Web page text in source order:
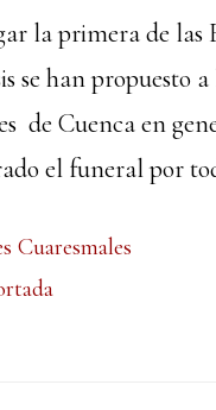
la primera de las
se han propuesto
de Cuenca en
el funeral por
Cuaresmales